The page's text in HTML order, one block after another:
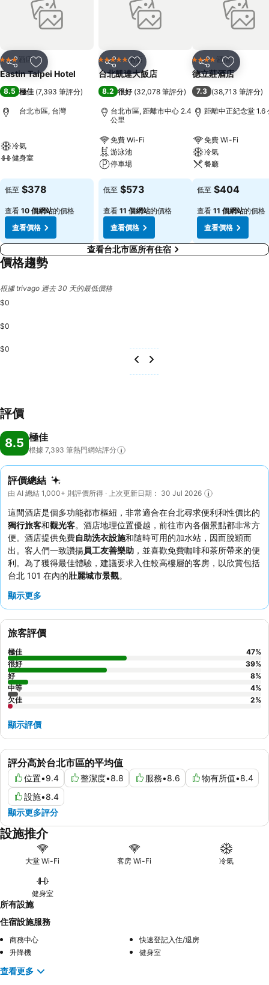
分享 放到收藏夾
3 星級酒店
Eastin Taipei Hotel
8.5 極佳 (7,393 筆評分)
台北市區, 台灣
冷氣
健身室
低至 $378
查看 10 個網站的價格
查看價格
分享 放到收藏夾
5 星級 酒店
台北凱達大飯店
8.2 很好 (32,078 筆評分)
台北市區, 距離市中心 2.4
公里
免費 Wi-Fi
游泳池
停車場
低至 $573
查看 11 個網站的價格
查看價格
分享 放到收藏
4 星級 酒店
德立莊酒店
7.3 (38,713 筆評分)
距離中正紀念堂 1.6
免費 Wi-Fi
冷氣
餐廳
低至 $404
查看 11 個網站的價格
查看價格
查看台北市區所有住宿
價格趨勢
根據 trivago 過去 30 天的最低價格
$0
$0
$0
評價
8.5 極佳
根據 7,393 筆熱門網站評分
評價總結
由 AI 總結 1,000+ 則評價所得 · 上次更新日期： 30 Jul 2026
這間酒店是個多功能都市樞紐，非常適合在台北尋求便利和性價比的
獨行旅客和觀光客。酒店地理位置優越，前往市內各個景點都非常方
便。酒店提供免費自助洗衣設施和隨時可用的加水站，因而脫穎而
出。客人們一致讚揚員工友善樂助 ，並喜歡免費咖啡和茶所帶來的便
利。為了獲得最佳體驗，建議要求入住較高樓層的客房，以欣賞包括
台北 101 在內的壯麗城市景觀。
顯示更多
評分高於台北市區的平均值
位置•9.4 整潔度•8.8 服務•8.6 物有所值•8.4
設施•8.4
顯示更多評分
旅客評價
極佳 47%
很好
39%
好
8%
中等
4%
欠佳
2%
顯示評價
設施推介
大堂 Wi-Fi 客房 Wi-Fi 冷氣
健身室
所有設施
住宿設施服務
商務中心
快速登記入住/退房
升降機
健身室
查看更多